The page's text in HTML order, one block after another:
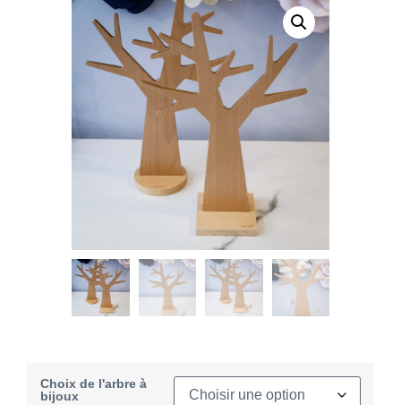
Choix de l'arbre à
bijoux